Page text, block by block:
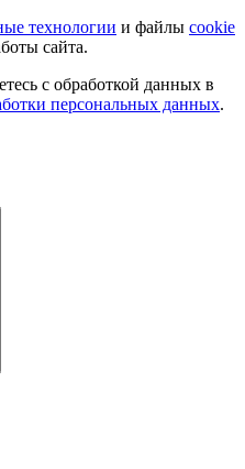
технологии и файлы cookie
сайта.
с обработкой данных в
персональных данных.